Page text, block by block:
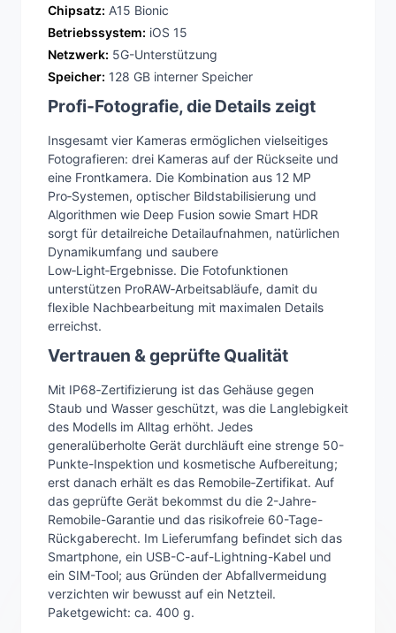
Chipsatz: A15 Bionic
Betriebssystem: iOS 15
Netzwerk: 5G-Unterstützung
Speicher: 128 GB interner Speicher
Profi-Fotografie, die Details zeigt
Insgesamt vier Kameras ermöglichen vielseitiges
Fotografieren: drei Kameras auf der Rückseite und
eine Frontkamera. Die Kombination aus 12 MP
Pro‑Systemen, optischer Bildstabilisierung und
Algorithmen wie Deep Fusion sowie Smart HDR
sorgt für detailreiche Detailaufnahmen, natürlichen
Dynamikumfang und saubere
Low‑Light‑Ergebnisse. Die Fotofunktionen
unterstützen ProRAW‑Arbeitsabläufe, damit du
flexible Nachbearbeitung mit maximalen Details
erreichst.
Vertrauen & geprüfte Qualität
Mit IP68‑Zertifizierung ist das Gehäuse gegen
Staub und Wasser geschützt, was die Langlebigkeit
des Modells im Alltag erhöht. Jedes
generalüberholte Gerät durchläuft eine strenge 50-
Punkte-Inspektion und kosmetische Aufbereitung;
erst danach erhält es das Remobile‑Zertifikat. Auf
das geprüfte Gerät bekommst du die 2-Jahre-
Remobile-Garantie und das risikofreie 60-Tage-
Rückgaberecht. Im Lieferumfang befindet sich das
Smartphone, ein USB-C-auf-Lightning-Kabel und
ein SIM-Tool; aus Gründen der Abfallvermeidung
verzichten wir bewusst auf ein Netzteil.
Paketgewicht: ca. 400 g.